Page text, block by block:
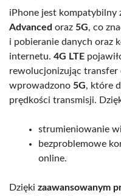
iPhone jest kompatybilny
Advanced oraz 5G, co
i pobieranie danych oraz
internetu. 4G LTE
rewolucjonizując transfer
wprowadzono 5G, które
prędkości transmisji.
strumieniowanie
bezproblemowe
online.
Dzięki zaawansowanym